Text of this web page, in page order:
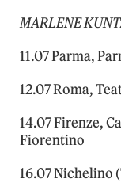
MARLENE
11.07 Parma,
12.07 Roma,
14.07 Firenze,
Fiorentino
16.07 Nichelino